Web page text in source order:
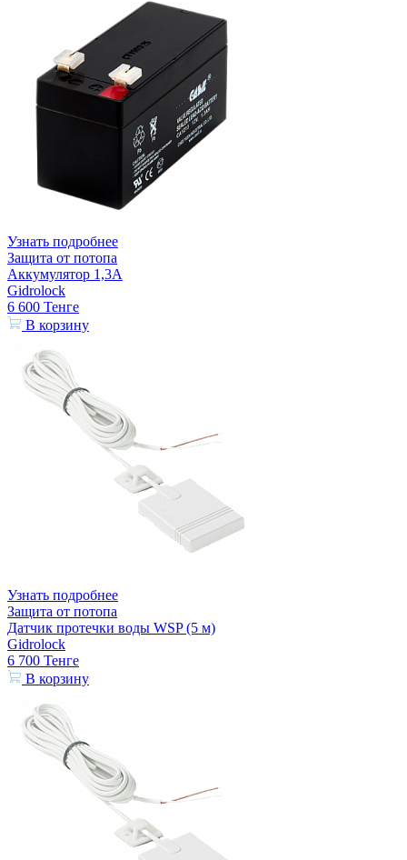
Узнать подробнее
Защита от потопа
Аккумулятор 1,3А
Gidrolock
6 600 Тенге
В корзину
Узнать подробнее
Защита от потопа
Датчик протечки воды WSP (5 м)
Gidrolock
6 700 Тенге
В корзину